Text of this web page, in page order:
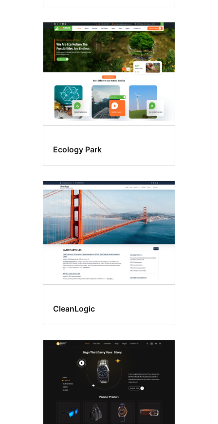
Ecology Park
CleanLogic